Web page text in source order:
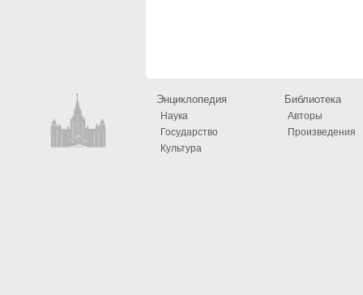
Энциклопедия
Наука
Государство
Культура
Библиотека
Авторы
Произведения